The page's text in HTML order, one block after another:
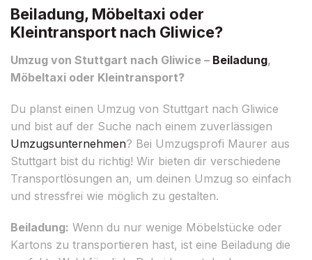
Beiladung, Möbeltaxi oder
Kleintransport nach Gliwice?
Umzug von Stuttgart nach Gliwice – Beiladung,
Möbeltaxi oder Kleintransport?
Du planst einen Umzug von Stuttgart nach Gliwice
und bist auf der Suche nach einem zuverlässigen
Umzugsunternehmen? Bei Umzugsprofi Maurer aus
Stuttgart bist du richtig! Wir bieten dir verschiedene
Transportlösungen an, um deinen Umzug so einfach
und stressfrei wie möglich zu gestalten.
Beiladung: Wenn du nur wenige Möbelstücke oder
Kartons zu transportieren hast, ist eine Beiladung die